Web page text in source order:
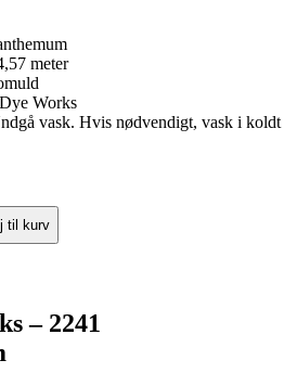
meter
Works
vask. Hvis nødvendigt, vask i koldt
til kurv
– 2241